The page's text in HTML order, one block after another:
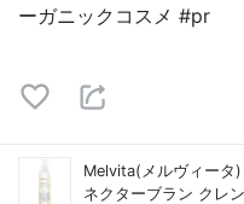
ーガニックコスメ #pr
Melvita(メルヴィータ)
ネクターブラン クレ